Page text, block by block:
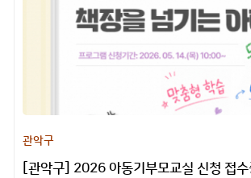
관악구
[관악구] 2026 아동기부모교실 신청 접수